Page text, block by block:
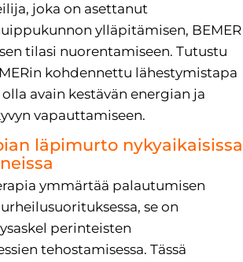
joka on asettanut
ylläpitämisen, BEMER
tilasi nuorentamiseen. Tutustu
kohdennettu lähestymistapa
avain kestävän energian ja
vapauttamiseen.
läpimurto nykyaikaisissa
ymmärtää palautumisen
se on
perinteisten
tehostamisessa. Tässä